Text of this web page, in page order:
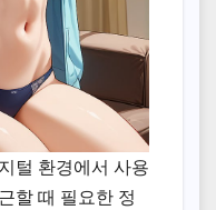
털 환경에서 사용
할 때 필요한 정